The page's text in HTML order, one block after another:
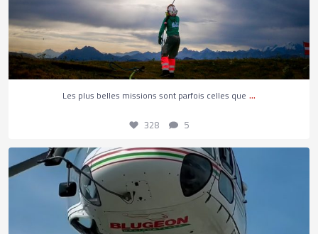
328 5
Les plus belles missions sont parfois celles que ...
328 5
Aviez-vous déjà vu un coulage de béton par...